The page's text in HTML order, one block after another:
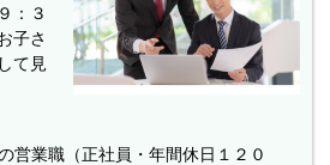
：３
子さ
て見
営業職（正社員・年間休日１２０